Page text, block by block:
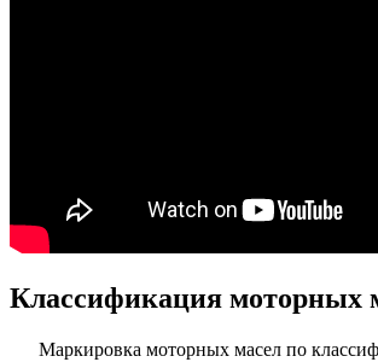
Классификация моторных
Маркировка моторных масел по